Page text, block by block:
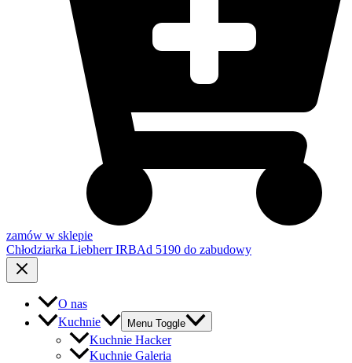
zamów w sklepie
Chłodziarka Liebherr IRBAd 5190 do zabudowy
O nas
Kuchnie
Menu Toggle
Kuchnie Hacker
Kuchnie Galeria